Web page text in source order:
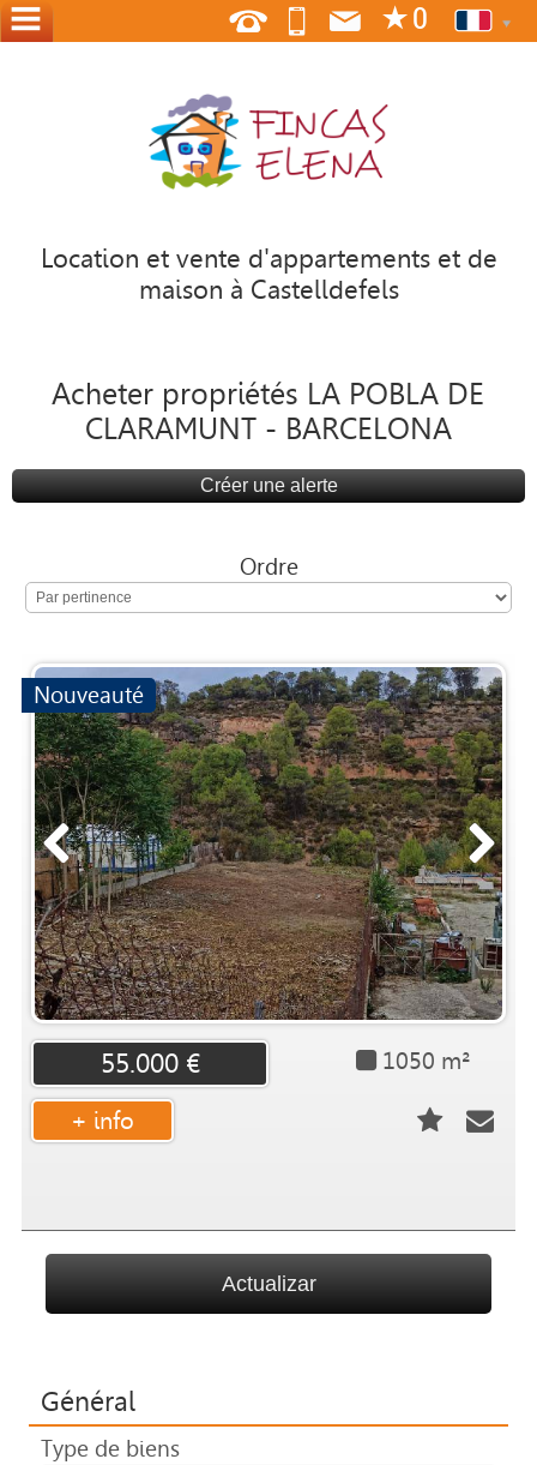
Location et vente d'appartements et de
maison à Castelldefels
SOMMES
ACCUEIL
Acheter propriétés LA POBLA DE
CLARAMUNT - BARCELONA
Ordre
Nouveauté
55.000 € 1050 m²
+ info
Général
Type de biens